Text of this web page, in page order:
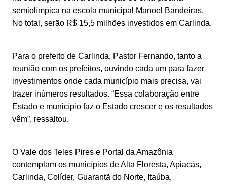
semiolímpica na escola municipal Manoel Bandeiras.
No total, serão R$ 15,5 milhões investidos em Carlinda.
Para o prefeito de Carlinda, Pastor Fernando, tanto a
reunião com os prefeitos, ouvindo cada um para fazer
investimentos onde cada município mais precisa, vai
trazer inúmeros resultados. “Essa colaboração entre
Estado e município faz o Estado crescer e os resultados
vêm”, ressaltou.
O Vale dos Teles Pires e Portal da Amazônia
contemplam os municípios de Alta Floresta, Apiacás,
Carlinda, Colíder, Guarantã do Norte, Itaúba,